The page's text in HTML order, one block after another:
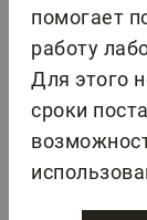
помогает
работу
Для этого
сроки